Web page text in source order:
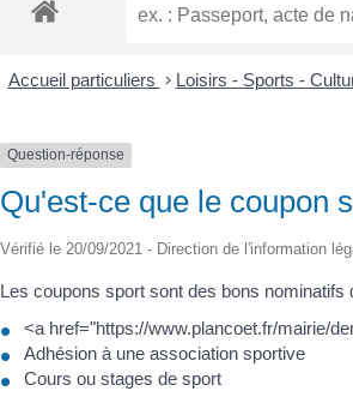
Accueil particuliers > Loisirs - Sports -
Question-réponse
Qu'est-ce que le coupon
Vérifié le 20/09/2021 - Direction de l'information
Les coupons sport sont des bons
<a href="https://www.plancoet.fr/mairie/
Adhésion à une association sportive
Cours ou stages de sport